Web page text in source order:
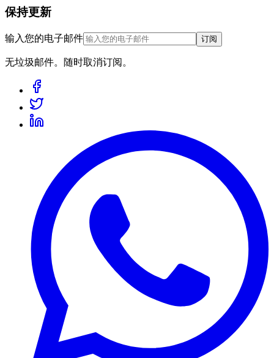
保持更新
输入您的电子邮件 订阅
无垃圾邮件。随时取消订阅。